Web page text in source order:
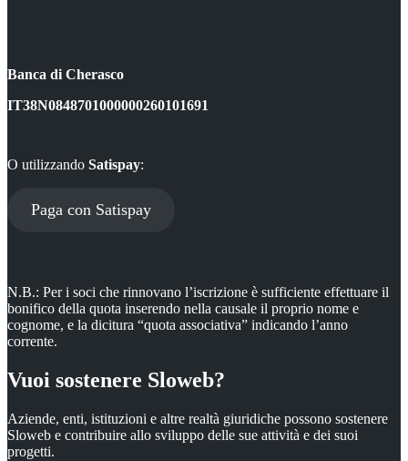
Banca di Cherasco
IT38N0848701000000260101691
O utilizzando Satispay:
Paga con Satispay
N.B.: Per i soci che rinnovano l’iscrizione è sufficiente effettuare il
bonifico della quota inserendo nella causale il proprio nome e
cognome, e la dicitura “quota associativa” indicando l’anno
corrente.
Vuoi sostenere Sloweb?
Aziende, enti, istituzioni e altre realtà giuridiche possono sostenere
Sloweb e contribuire allo sviluppo delle sue attività e dei suoi
progetti.